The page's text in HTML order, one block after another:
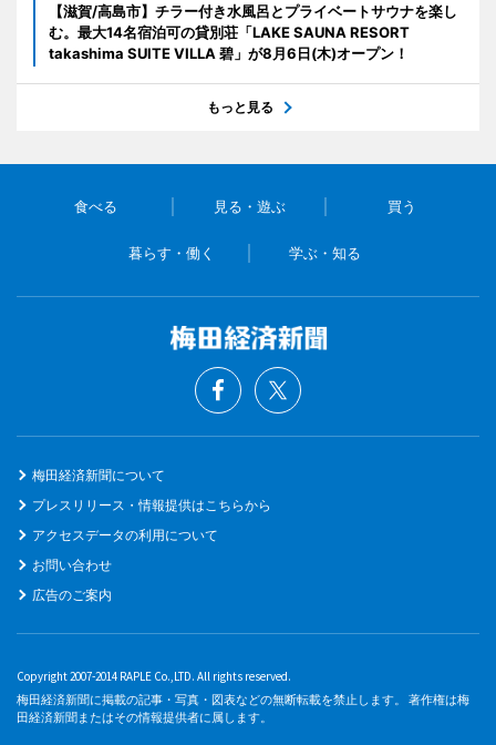
【滋賀/高島市】チラー付き水風呂とプライベートサウナを楽し
む。最大14名宿泊可の貸別荘「LAKE SAUNA RESORT
takashima SUITE VILLA 碧」が8月6日(木)オープン！
もっと見る
食べる 見る・遊ぶ 買う
暮らす・働く 学ぶ・知る
梅田経済新聞について
プレスリリース・情報提供はこちらから
アクセスデータの利用について
お問い合わせ
広告のご案内
Copyright 2007-2014 RAPLE Co.,LTD. All rights reserved.
梅田経済新聞に掲載の記事・写真・図表などの無断転載を禁止します。 著作権は梅
田経済新聞またはその情報提供者に属します。